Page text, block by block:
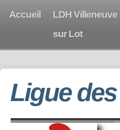
Accueil
LDH Villeneuve
sur Lot
Ligue